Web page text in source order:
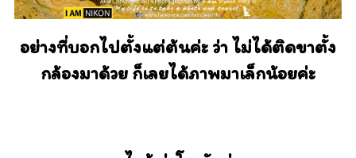
อย่างที่บอกไปตั้งแต่ต้นค่ะ ว่า ไม่ได้ติดขาตั้ง
กล้องมาด้วย ก็เลยได้ภาพมาเล็กน้อยค่ะ